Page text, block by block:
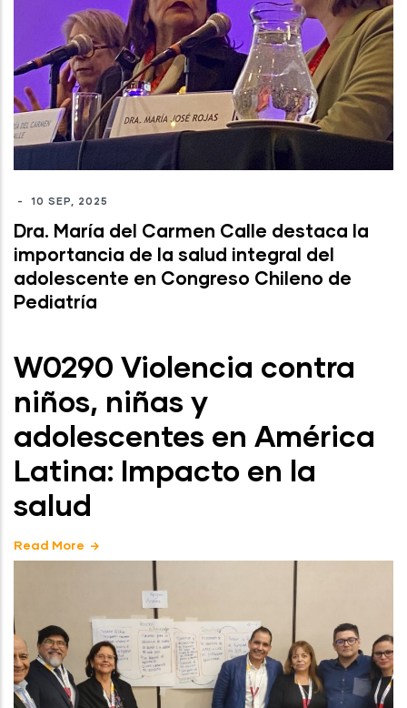
- 10 SEP, 2025
Dra. María del Carmen Calle destaca la
importancia de la salud integral del
adolescente en Congreso Chileno de
Pediatría
W0290 Violencia contra
niños, niñas y
adolescentes en América
Latina: Impacto en la
salud
Read More